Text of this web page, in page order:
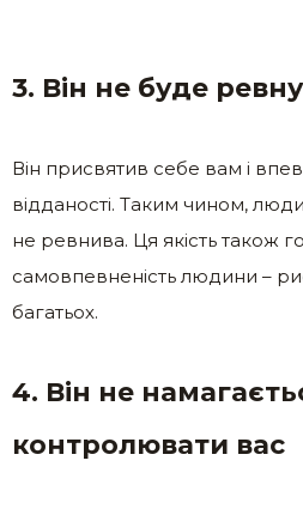
3. Він не буде
Він присвятив себе вам і
відданості. Таким чином,
не ревнива. Ця якість також
самовпевненість людини –
багатьох.
4. Він не
контролювати вас